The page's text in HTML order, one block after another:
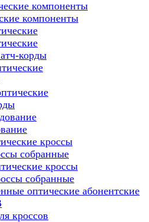
компоненты
корды
кроссы
собранные
кроссы
собранные
оптические абонентские
кроссов